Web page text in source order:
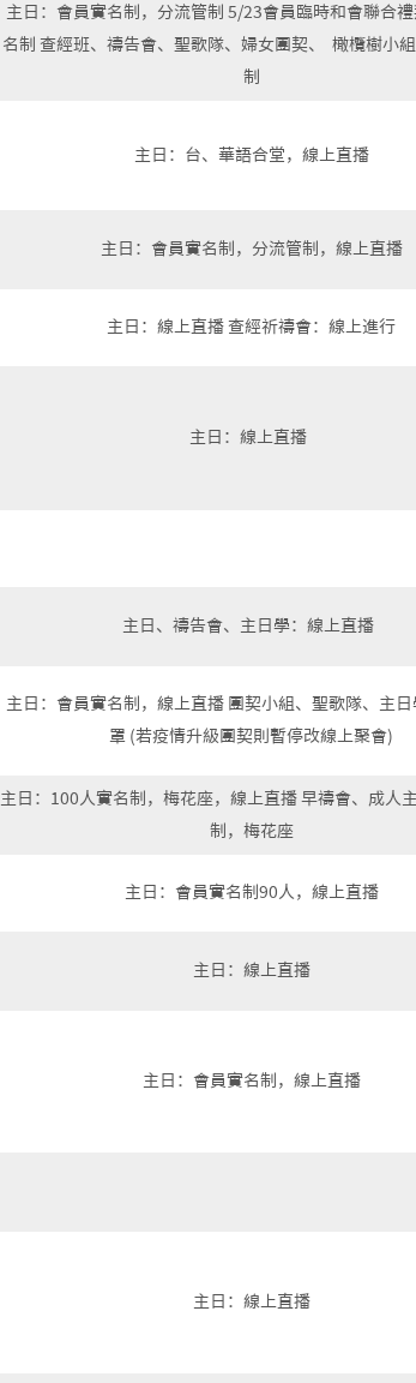
主日：會員實名制，分流管制 5/23會員臨時和會聯合
名制 查經班、禱告會、聖歌隊、婦女團契、 橄欖樹小
制
主日：台、華語合堂，線上直播
主日：會員實名制，分流管制，線上直播
主日：線上直播 查經祈禱會：線上進行
主日：線上直播
主日、禱告會、主日學：線上直播
主日：會員實名制，線上直播 團契小組、聖歌隊、主
罩 (若疫情升級團契則暫停改線上聚會)
主日：100人實名制，梅花座，線上直播 早禱會、成人
制，梅花座
主日：會員實名制90人，線上直播
主日：線上直播
主日：會員實名制，線上直播
主日：線上直播